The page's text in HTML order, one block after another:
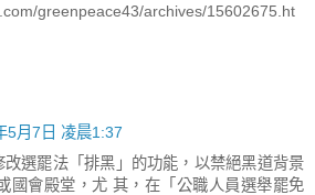
greenpeace43/archives/15602675.ht
5月7日 凌晨1:37
改選罷法「排黑」的功能，以禁絕黑道背景
國會殿堂，尤 其，在「公職人員選舉罷免